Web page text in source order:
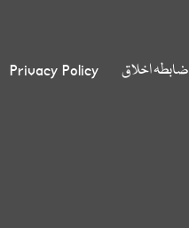
ضابطہ اخلاق Privacy Policy